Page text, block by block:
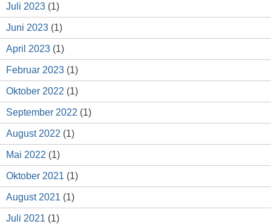
Juli 2023 (1)
Juni 2023 (1)
April 2023 (1)
Februar 2023 (1)
Oktober 2022 (1)
September 2022 (1)
August 2022 (1)
Mai 2022 (1)
Oktober 2021 (1)
August 2021 (1)
Juli 2021 (1)